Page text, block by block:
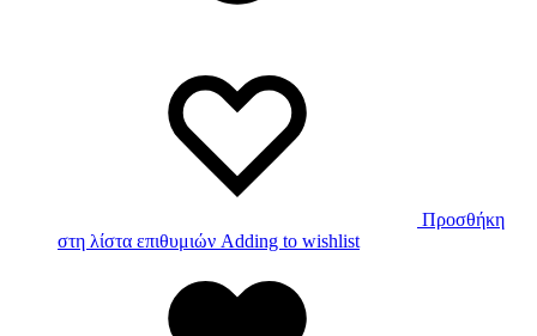
Προσθήκη
στη λίστα επιθυμιών Adding to wishlist